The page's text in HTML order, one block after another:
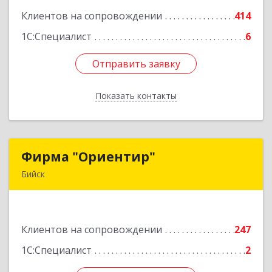
Клиентов на сопровождении
414
1С:Специалист
6
Отправить заявку
Показать контакты
Подробнее
Отправить заявку
Назад
Фирма "Ориентир"
Бийск
Клиентов на сопровождении
247
1С:Специалист
2
Фирма "Ориентир"
Подробнее